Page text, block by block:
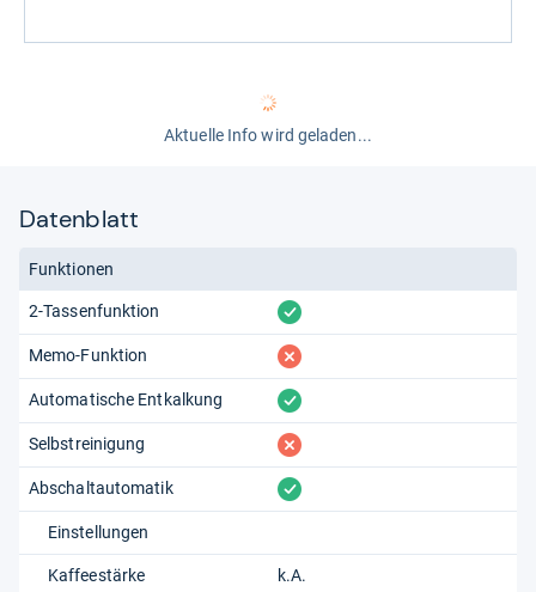
Aktuelle Info wird geladen...
Datenblatt
Funktionen
2-Tassenfunktion vorhanden
Memo-Funktion fehlt
Automatische Entkalkung vorhanden
Selbstreinigung fehlt
Abschaltautomatik vorhanden
Einstellungen
Kaffeestärke k.A.